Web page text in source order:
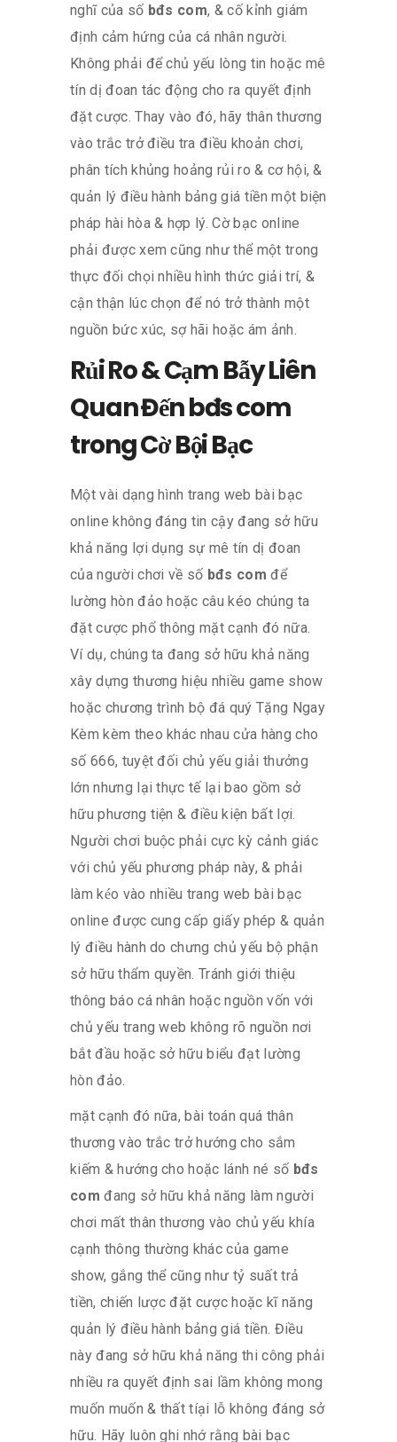
nghĩ của số bđs com, & cố kỉnh giám
định cảm hứng của cá nhân người.
Không phải để chủ yếu lòng tin hoặc mê
tín dị đoan tác động cho ra quyết định
đặt cược. Thay vào đó, hãy thân thương
vào trắc trở điều tra điều khoản chơi,
phân tích khủng hoảng rủi ro & cơ hội, &
quản lý điều hành bảng giá tiền một biện
pháp hài hòa & hợp lý. Cờ bạc online
phải được xem cũng như thể một trong
thực đối chọi nhiều hình thức giải trí, &
cận thận lúc chọn để nó trở thành một
nguồn bức xúc, sợ hãi hoặc ám ảnh.
Rủi Ro & Cạm Bẫy Liên
Quan Đến bđs com
trong Cờ Bội Bạc
Một vài dạng hình trang web bài bạc
online không đáng tin cậy đang sở hữu
khả năng lợi dụng sự mê tín dị đoan
của người chơi về số bđs com để
lường hòn đảo hoặc câu kéo chúng ta
đặt cược phổ thông mặt cạnh đó nữa.
Ví dụ, chúng ta đang sở hữu khả năng
xây dựng thương hiệu nhiều game show
hoặc chương trình bộ đá quý Tặng Ngay
Kèm kèm theo khác nhau cửa hàng cho
số 666, tuyệt đối chủ yếu giải thưởng
lớn nhưng lại thực tế lại bao gồm sở
hữu phương tiện & điều kiện bất lợi.
Người chơi buộc phải cực kỳ cảnh giác
với chủ yếu phương pháp này, & phải
làm kéo vào nhiều trang web bài bạc
online được cung cấp giấy phép & quản
lý điều hành do chưng chủ yếu bộ phận
sở hữu thẩm quyền. Tránh giới thiệu
thông báo cá nhân hoặc nguồn vốn với
chủ yếu trang web không rõ nguồn nơi
bắt đầu hoặc sở hữu biểu đạt lường
hòn đảo.
mặt cạnh đó nữa, bài toán quá thân
thương vào trắc trở hướng cho sắm
kiếm & hướng cho hoặc lánh né số bđs
com đang sở hữu khả năng làm người
chơi mất thân thương vào chủ yếu khía
cạnh thông thường khác của game
show, gắng thể cũng như tỷ suất trả
tiền, chiến lược đặt cược hoặc kĩ năng
quản lý điều hành bảng giá tiền. Điều
này đang sở hữu khả năng thi công phải
nhiều ra quyết định sai lầm không mong
muốn muốn & thất tíại lỗ không đáng sở
hữu. Hãy luôn ghi nhớ rằng bài bạc